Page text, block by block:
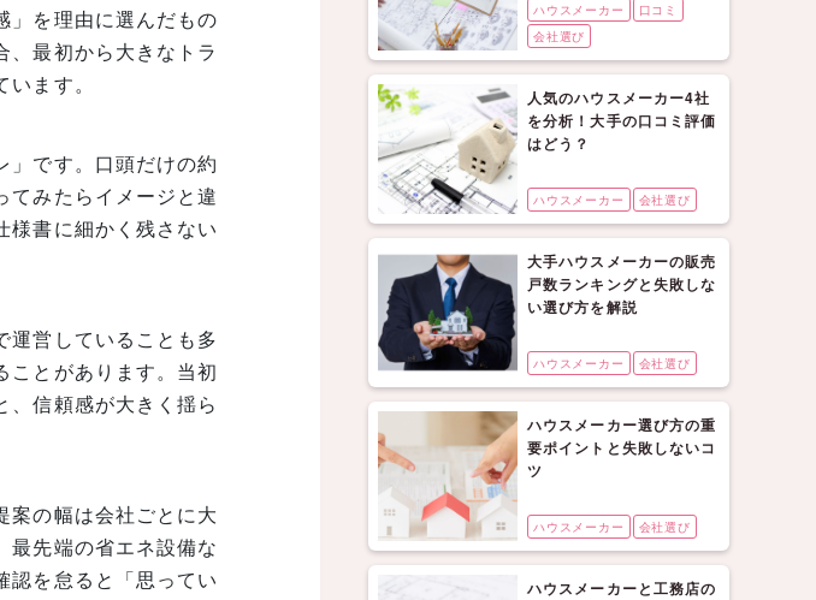
」を理由に選んだもの
最初から大きなトラ
ます。
」です。口頭だけの約
てみたらイメージと違
様書に細かく残さない
運営していることも多
ことがあります。当初
信頼感が大きく揺ら
案の幅は会社ごとに大
最先端の省エネ設備な
認を怠ると「思ってい
ハウスメーカー
口コミ
会社選び
人気のハウスメーカー4社
を分析！大手の口コミ評価
はどう？
ハウスメーカー 会社選び
大手ハウスメーカーの販売
戸数ランキングと失敗しな
い選び方を解説
ハウスメーカー 会社選び
ハウスメーカー選び方の重
要ポイントと失敗しないコ
ツ
ハウスメーカー 会社選び
ハウスメーカーと工務店の